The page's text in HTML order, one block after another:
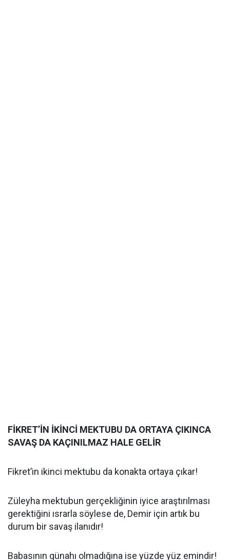
FİKRET’İN İKİNCİ MEKTUBU DA ORTAYA ÇIKINCA
SAVAŞ DA KAÇINILMAZ HALE GELİR
Fikret’in ikinci mektubu da konakta ortaya çıkar!
Züleyha mektubun gerçekliğinin iyice araştırılması
gerektiğini ısrarla söylese de, Demir için artık bu
durum bir savaş ilanıdır!
Babasının günahı olmadığına ise yüzde yüz emindir!